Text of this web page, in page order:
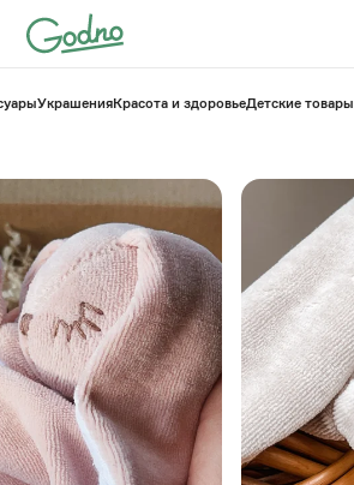
УкрашенияКрасота и здоровье⁠Детские товары